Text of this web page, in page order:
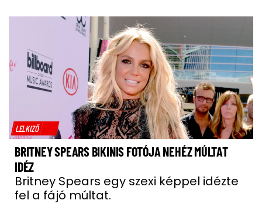
LELKIZŐ
BRITNEY SPEARS BIKINIS FOTÓJA NEHÉZ MÚLTAT
IDÉZ
Britney Spears egy szexi képpel idézte
fel a fájó múltat.